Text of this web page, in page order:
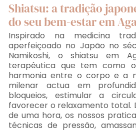
Shiatsu: a tradição
do seu bem-estar em
Inspirado na medicina
aperfeiçoado no Japão no
Namikoshi, o shiatsu em
terapêutica que tem como
harmonia entre o corpo e a
milenar actua em
bloqueios, estimular a
favorecer o relaxamento total.
de uma hora, os nossos
técnicas de pressão,